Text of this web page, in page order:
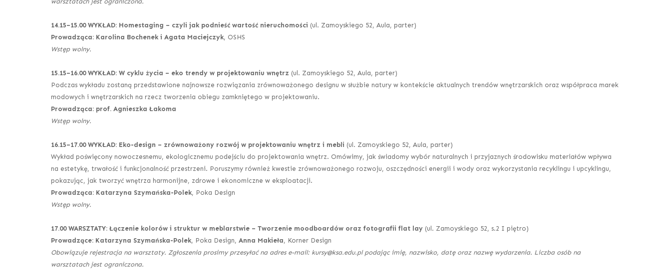
14.15–15.00 WYKŁAD: Homestaging – czyli jak podnieść wartość nieruchomości (ul. Zamoyskiego 52, Aula, parter)
Prowadząca: Karolina Bochenek i Agata Maciejczyk, OSHS
Wstęp wolny.
15.15–16.00 WYKŁAD: W cyklu życia – eko trendy w projektowaniu wnętrz (ul. Zamoyskiego 52, Aula, parter)
Podczas wykładu zostaną przedstawione najnowsze rozwiązania zrównoważonego designu w służbie natury w kontekście aktualnych trendów wnętrzarskich oraz współpraca marek
modowych i wnętrzarskich na rzecz tworzenia obiegu zamkniętego w projektowaniu.
Prowadząca: prof. Agnieszka Łakoma
Wstęp wolny.
16.15–17.00 WYKŁAD: Eko-design – zrównoważony rozwój w projektowaniu wnętrz i mebli (ul. Zamoyskiego 52, Aula, parter)
Wykład poświęcony nowoczesnemu, ekologicznemu podejściu do projektowania wnętrz. Omówimy, jak świadomy wybór naturalnych i przyjaznych środowisku materiałów wpływa
na estetykę, trwałość i funkcjonalność przestrzeni. Poruszymy również kwestie zrównoważonego rozwoju, oszczędności energii i wody oraz wykorzystania recyklingu i upcyklingu,
pokazując, jak tworzyć wnętrza harmonijne, zdrowe i ekonomiczne w eksploatacji.
Prowadząca: Katarzyna Szymańska-Polek, Poka Design
Wstęp wolny.
17.00 WARSZTATY: Łączenie kolorów i struktur w meblarstwie – Tworzenie moodboardów oraz fotografii flat lay (ul. Zamoyskiego 52, s.2 I piętro)
Prowadzące: Katarzyna Szymańska-Polek, Poka Design, Anna Makieła, Korner Design
Obowiązuje rejestracja na warsztaty. Zgłoszenia prosimy przesyłać na adres e-mail: kursy@ksa.edu.pl podając imię, nazwisko, datę oraz nazwę wydarzenia. Liczba osób na
warsztatach jest ograniczona.